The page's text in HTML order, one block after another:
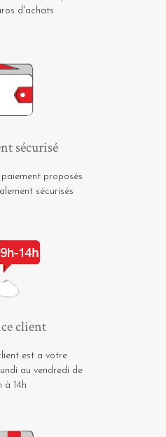
d'achats
sécurisé
paiement proposés
sécurisés
client
est a votre
au vendredi de
à 14h